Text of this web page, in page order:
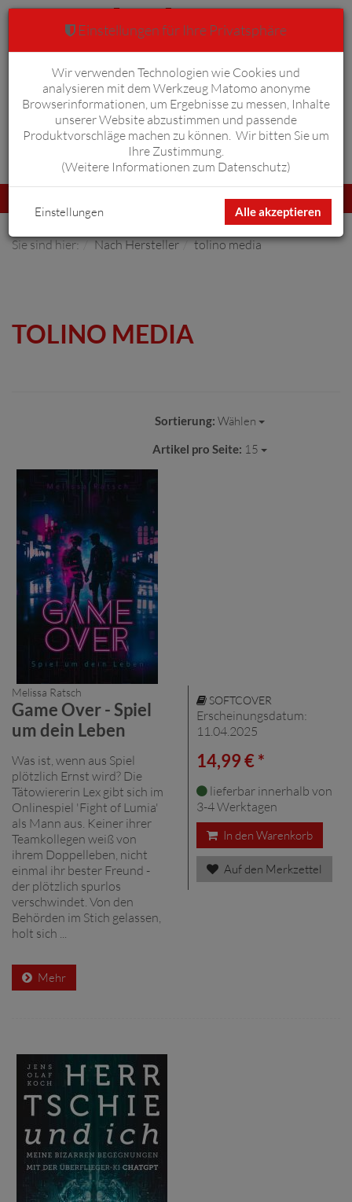
Anmelden Warenkorb 0
umschalten
Sie sind hier: Nach Hersteller tolino media
TOLINO MEDIA
Sortierung: Wählen
Artikel pro Seite: 15
Melissa Ratsch
Game Over - Spiel
um dein Leben
Was ist, wenn aus Spiel
plötzlich Ernst wird? Die
Tätowiererin Lex gibt sich im
Onlinespiel 'Fight of Lumia'
als Mann aus. Keiner ihrer
Teamkollegen weiß von
ihrem Doppelleben, nicht
einmal ihr bester Freund -
der plötzlich spurlos
verschwindet. Von den
Behörden im Stich gelassen,
holt sich ...
Mehr
SOFTCOVER
Erscheinungsdatum:
11.04.2025
14,99 € *
lieferbar innerhalb von
3-4 Werktagen
In den Warenkorb
Auf den Merkzettel
Einstellungen für Ihre Privatsphäre
Wir verwenden Technologien wie Cookies und
analysieren mit dem Werkzeug Matomo anonyme
Browserinformationen, um Ergebnisse zu messen, Inhalte
unserer Website abzustimmen und passende
Produktvorschläge machen zu können. Wir bitten Sie um
Ihre Zustimmung.
(Weitere Informationen zum Datenschutz)
Alle akzeptieren
Einstellungen